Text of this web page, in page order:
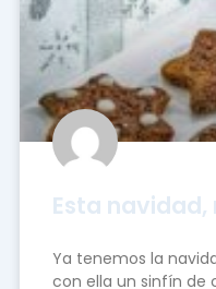
Esta
Ya tenemos la
con ella un sinfín de